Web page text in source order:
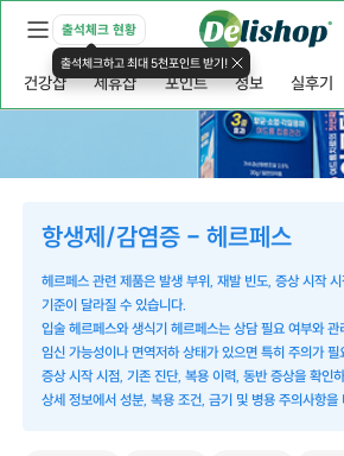
출석체크 현황
출석체크하고 최대 5천포인트 받기!
건강샵 제휴샵 포인트 정보 실후기
항생제/감염증 - 헤르페스
헤르페스 관련 제품은 발생 부위, 재발 빈도, 증상 시작
기준이 달라질 수 있습니다.
입술 헤르페스와 생식기 헤르페스는 상담 필요 여부와 관
임신 가능성이나 면역저하 상태가 있으면 특히 주의가 필
증상 시작 시점, 기존 진단, 복용 이력, 동반 증상을 확인
상세 정보에서 성분, 복용 조건, 금기 및 병용 주의사항을